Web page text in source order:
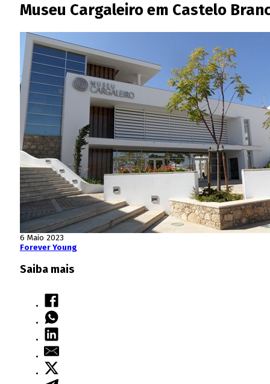
Museu Cargaleiro em Castelo
6 Maio 2023
Forever Young
Saiba mais